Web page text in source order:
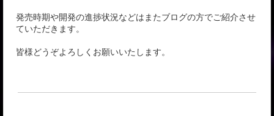
発売時期や開発の進捗状況などはまたブログの方でご紹介させ
ていただきます。
皆様どうぞよろしくお願いいたします。